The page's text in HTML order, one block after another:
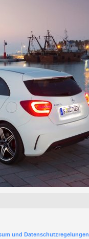
und Datenschutzregelungen